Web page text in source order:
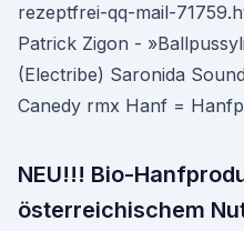
rezeptfrei-qq-mail-
Patrick Zigon -
(Electribe) Saronida
Canedy rmx Hanf =
NEU!!! Bio-
österreichischem